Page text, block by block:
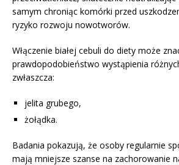
samym chroniąc komórki przed
ryzyko rozwoju nowotworów.
Włączenie białej cebuli do diety może
prawdopodobieństwo wystąpienia
zwłaszcza:
jelita grubego,
żołądka.
Badania pokazują, że osoby regularnie
mają mniejsze szanse na zachorowanie